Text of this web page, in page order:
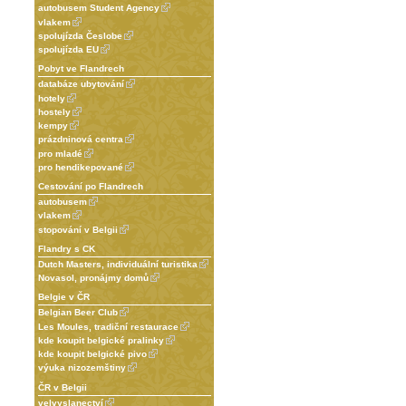
autobusem Student Agency
vlakem
spolujízda Česlobe
spolujízda EU
Pobyt ve Flandrech
databáze ubytování
hotely
hostely
kempy
prázdninová centra
pro mladé
pro hendikepované
Cestování po Flandrech
autobusem
vlakem
stopování v Belgii
Flandry s CK
Dutch Masters, individuální turistika
Novasol, pronájmy domů
Belgie v ČR
Belgian Beer Club
Les Moules, tradiční restaurace
kde koupit belgické pralinky
kde koupit belgické pivo
výuka nizozemštiny
ČR v Belgii
velvyslanectví